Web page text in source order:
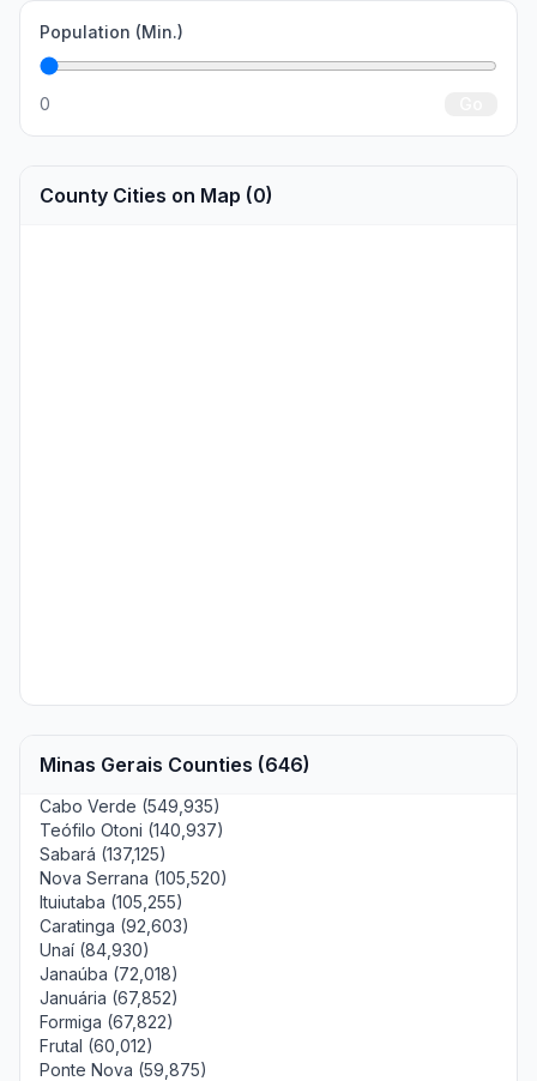
Population (Min.)
0
County Cities on Map (0)
Minas Gerais Counties (646)
Cabo Verde (549,935)
Teófilo Otoni (140,937)
Sabará (137,125)
Nova Serrana (105,520)
Ituiutaba (105,255)
Caratinga (92,603)
Unaí (84,930)
Janaúba (72,018)
Januária (67,852)
Formiga (67,822)
Frutal (60,012)
Ponte Nova (59,875)